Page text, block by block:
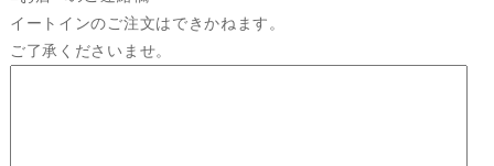
イートインのご注文はできかねます。
ご了承くださいませ。